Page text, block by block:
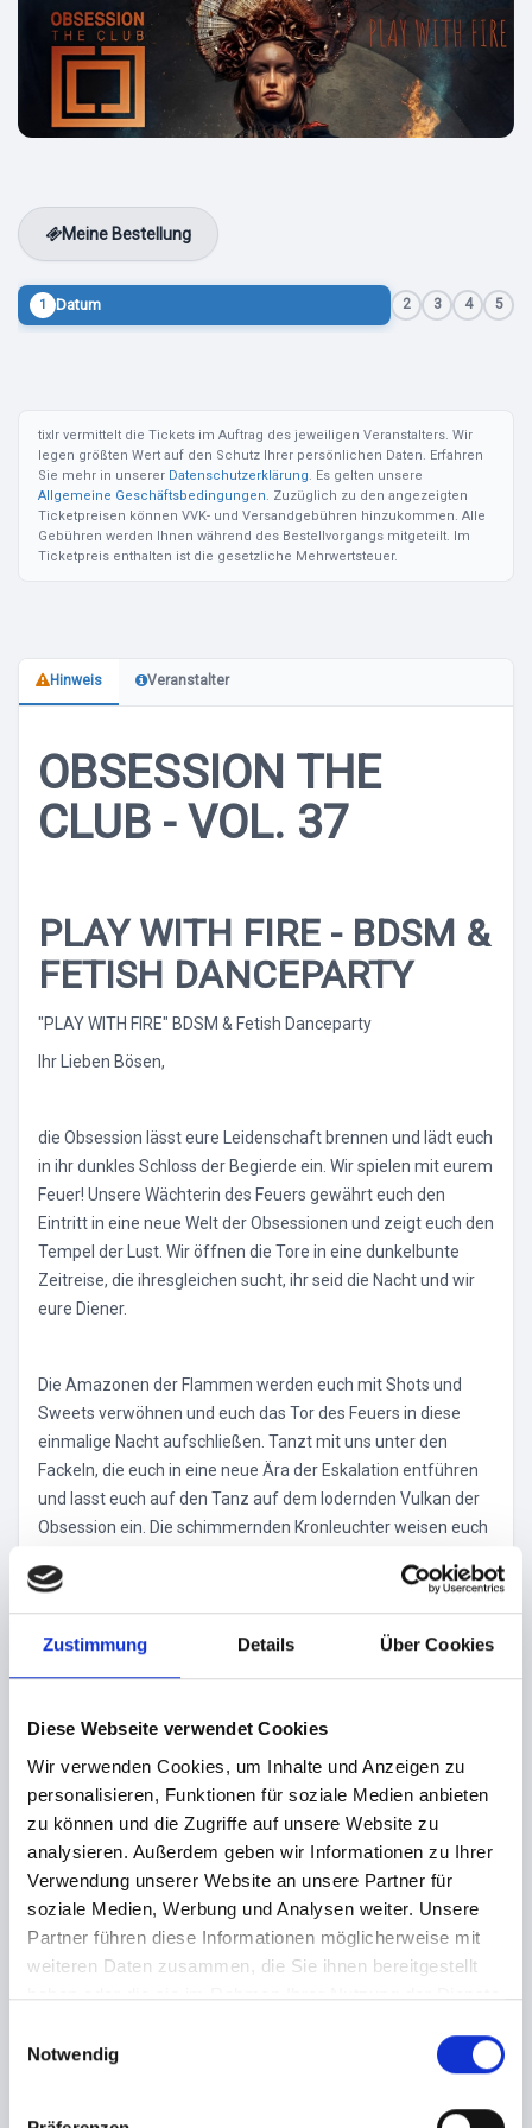
Zustimmung Details Über Cookies
Diese Webseite verwendet Cookies
Wir verwenden Cookies, um Inhalte und Anzeigen zu
personalisieren, Funktionen für soziale Medien anbieten
zu können und die Zugriffe auf unsere Website zu
analysieren. Außerdem geben wir Informationen zu Ihrer
Verwendung unserer Website an unsere Partner für
soziale Medien, Werbung und Analysen weiter. Unsere
Partner führen diese Informationen möglicherweise mit
weiteren Daten zusammen, die Sie ihnen bereitgestellt
haben oder die sie im Rahmen Ihrer Nutzung der Dienste
Notwendig
Meine Bestellung
1 Datum 2 3 4 5
tixlr vermittelt die Tickets im Auftrag des jeweiligen Veranstalters. Wir
legen größten Wert auf den Schutz Ihrer persönlichen Daten. Erfahren
Sie mehr in unserer Datenschutzerklärung . Es gelten unsere
Allgemeine Geschäftsbedingungen . Zuzüglich zu den angezeigten
Ticketpreisen können VVK- und Versandgebühren hinzukommen. Alle
Gebühren werden Ihnen während des Bestellvorgangs mitgeteilt. Im
Ticketpreis enthalten ist die gesetzliche Mehrwertsteuer.
Hinweis Veranstalter
OBSESSION THE
CLUB - VOL. 37
PLAY WITH FIRE - BDSM &
FETISH DANCEPARTY
"PLAY WITH FIRE" BDSM & Fetish Danceparty
Ihr Lieben Bösen,
die Obsession lässt eure Leidenschaft brennen und lädt euch
in ihr dunkles Schloss der Begierde ein. Wir spielen mit eurem
Feuer! Unsere Wächterin des Feuers gewährt euch den
Eintritt in eine neue Welt der Obsessionen und zeigt euch den
Tempel der Lust. Wir öffnen die Tore in eine dunkelbunte
Zeitreise, die ihresgleichen sucht, ihr seid die Nacht und wir
eure Diener.
Die Amazonen der Flammen werden euch mit Shots und
Sweets verwöhnen und euch das Tor des Feuers in diese
einmalige Nacht aufschließen. Tanzt mit uns unter den
Fackeln, die euch in eine neue Ära der Eskalation entführen
und lasst euch auf den Tanz auf dem lodernden Vulkan der
Obsession ein. Die schimmernden Kronleuchter weisen euch
dieses Gefühls werden. Lasst euch überraschen und
mitreißen, wir werden euch brennen lassen und euch
entzünden, wie kein anderes Mal zuvor.
nehmen und euch betören, wie Feuerblumen. Lasst uns
zusammen diese Nacht im Licht der Ekstase erstrahlen
lassen.
PROGRAMM
The Tower of Power: Extra Latex Area mit Latexturm,
Awareness-Team und Vakuummierungs-Play, hier könnt Ihr
euch ausprobieren